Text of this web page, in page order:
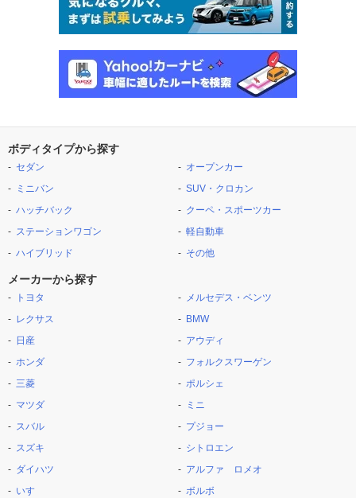
ボディタイプから探す
セダン
ミニバン
ハッチバック
ステーションワゴン
ハイブリッド
オープンカー
SUV・クロカン
クーペ・スポーツカー
軽自動車
その他
メーカーから探す
トヨタ
レクサス
日産
ホンダ
三菱
マツダ
スバル
スズキ
ダイハツ
いすゞ
メルセデス・ベンツ
BMW
アウディ
フォルクスワーゲン
ポルシェ
ミニ
プジョー
シトロエン
アルファ ロメオ
ボルボ